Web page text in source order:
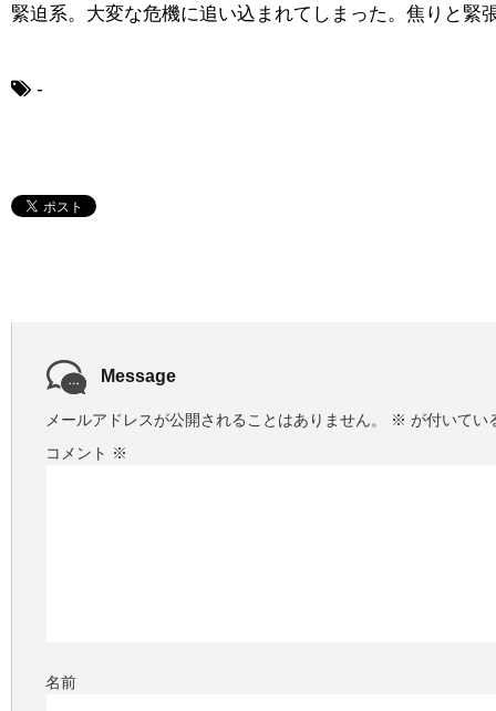
緊迫系。大変な危機に追い込まれてしまった。焦りと緊
-
Message
メールアドレスが公開されることはありません。 ※ が付いてい
コメント ※
名前